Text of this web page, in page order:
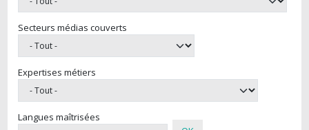
Secteurs médias couverts
Expertises métiers
Langues maîtrisées